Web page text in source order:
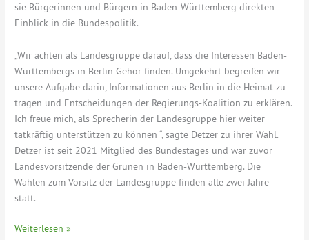
sie Bürgerinnen und Bürgern in Baden-Württemberg direkten
Einblick in die Bundespolitik.
„Wir achten als Landesgruppe darauf, dass die Interessen Baden-
Württembergs in Berlin Gehör finden. Umgekehrt begreifen wir
unsere Aufgabe darin, Informationen aus Berlin in die Heimat zu
tragen und Entscheidungen der Regierungs-Koalition zu erklären.
Ich freue mich, als Sprecherin der Landesgruppe hier weiter
tatkräftig unterstützen zu können “, sagte Detzer zu ihrer Wahl.
Detzer ist seit 2021 Mitglied des Bundestages und war zuvor
Landesvorsitzende der Grünen in Baden-Württemberg. Die
Wahlen zum Vorsitz der Landesgruppe finden alle zwei Jahre
statt.
Sandra
Weiterlesen »